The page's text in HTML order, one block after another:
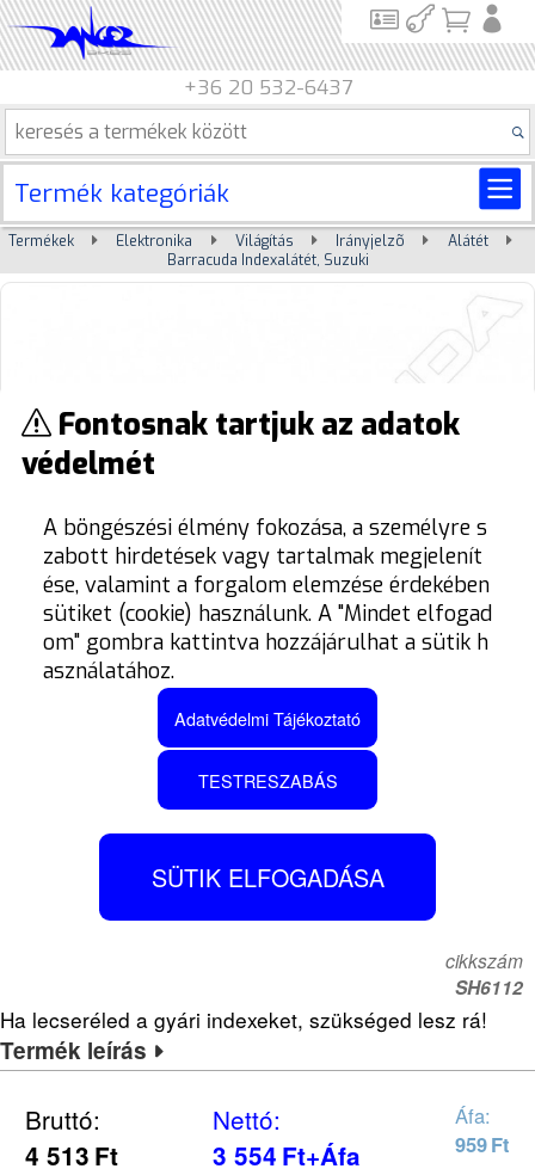
+36 20 532-6437
Termék kategóriák
Termékek Elektronika Világítás Irányjelzõ
Alátét
Barracuda Indexalátét, Suzuki
BARRACUDA
INDEXALÁTÉT, SUZUKI
cikkszám
SH6112
Ha lecseréled a gyári indexeket, szükséged lesz rá!
Termék leírás
Bruttó:
4 513 Ft
Nettó:
3 554 Ft+Áfa
Áfa:
959Ft
Fontosnak tartjuk az adatok
védelmét
A böngészési élmény fokozása, a személyre s
zabott hirdetések vagy tartalmak megjelenít
ése, valamint a forgalom elemzése érdekében
sütiket (cookie) használunk. A "Mindet elfogad
om" gombra kattintva hozzájárulhat a sütik h
asználatához.
Adatvédelmi Tájékoztató
TESTRESZABÁS
SÜTIK ELFOGADÁSA